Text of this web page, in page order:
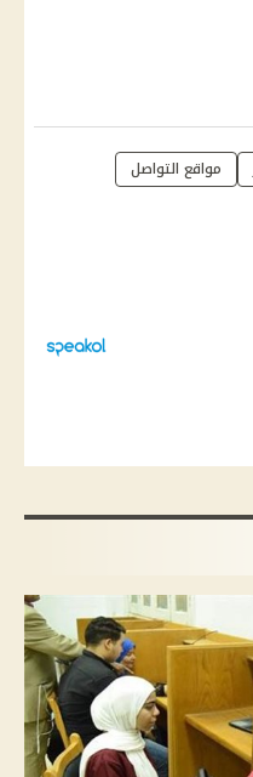
مواقع التواصل